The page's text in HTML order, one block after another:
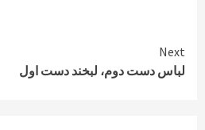
Next
لباس دست دوم، لبخند دست اول